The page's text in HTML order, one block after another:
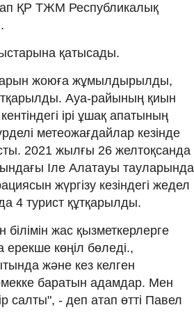
ҚР ТЖМ Республикалық
қатысады.
жоюға жұмылдырылды,
Ауа-райының қиын
ірі ұшақ апатының
метеожағдайлар кезінде
2021 жылғы 26 желтоқсанда
Іле Алатауы тауларында
жүргізу кезіндегі жедел
4 турист құтқарылды.
білімін жас қызметкерлерге
ерекше көңіл бөледі.,
және кез келген
баратын адамдар. Мен
салты", - деп атап өтті Павел